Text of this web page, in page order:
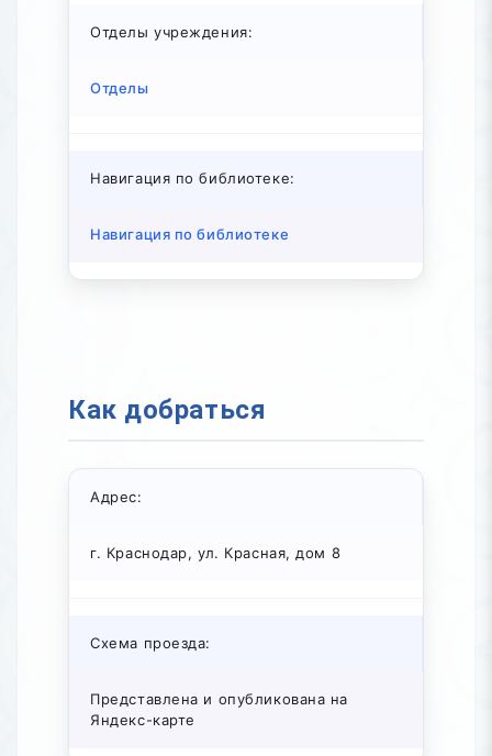
Отделы учреждения:
Отделы
Навигация по библиотеке:
Навигация по библиотеке
Как добраться
Адрес:
г. Краснодар, ул. Красная, дом 8
Схема проезда:
Представлена и опубликована на
Яндекс-карте